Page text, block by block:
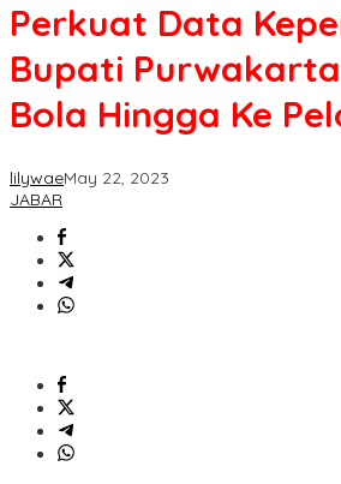
Perkuat Data
Bupati
Bola Hingga Ke
lilywaeMay 22, 2023
JABAR